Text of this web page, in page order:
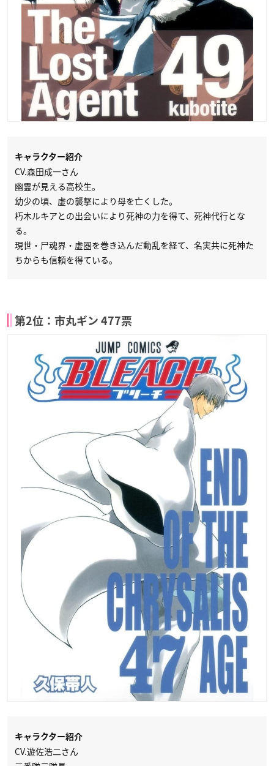
キャラクター紹介
CV.森田成一さん
幽霊が見える高校生。
幼少の頃、虚の襲撃により母を亡くした。
朽木ルキアとの出会いにより死神の力を得て、死神代行とな
る。
現世・尸魂界・虚圏を巻き込んだ動乱を経て、名実共に死神た
ちからも信頼を得ている。
第2位：市丸ギン 477票
キャラクター紹介
CV.遊佐浩二さん